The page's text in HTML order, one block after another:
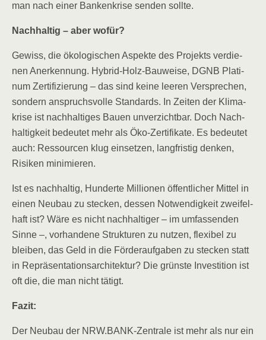
man nach einer Ban­ken­kri­se sen­den sollte.
Nach­hal­tig – aber wofür?
Gewiss, die öko­lo­gi­schen Aspek­te des Pro­jekts ver­die­
nen Aner­ken­nung. Hybrid-Holz-Bau­wei­se, DGNB Pla­ti­
num Zer­ti­fi­zie­rung – das sind kei­ne lee­ren Ver­spre­chen,
son­dern anspruchs­vol­le Stan­dards. In Zei­ten der Kli­ma­
kri­se ist nach­hal­ti­ges Bau­en unver­zicht­bar. Doch Nach­
hal­tig­keit bedeu­tet mehr als Öko-Zer­ti­fi­ka­te. Es bedeu­tet
auch: Res­sour­cen klug ein­set­zen, lang­fris­tig den­ken,
Risi­ken minimieren.
Ist es nach­hal­tig, Hun­der­te Mil­lio­nen öffent­li­cher Mit­tel in
einen Neu­bau zu ste­cken, des­sen Not­wen­dig­keit zwei­fel­
haft ist? Wäre es nicht nach­hal­ti­ger – im umfas­sen­den
Sin­ne –, vor­han­de­ne Struk­tu­ren zu nut­zen, fle­xi­bel zu
blei­ben, das Geld in die För­der­auf­ga­ben zu ste­cken statt
in Reprä­sen­ta­ti­ons­ar­chi­tek­tur? Die grüns­te Inves­ti­ti­on ist
oft die, die man nicht tätigt.
Fazit:
Der Neu­bau der NRW.BANK-Zentrale ist mehr als nur ein